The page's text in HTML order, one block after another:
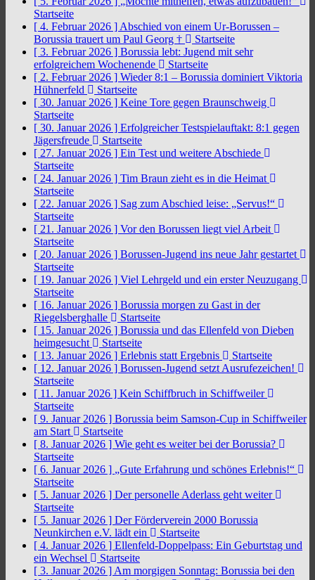
Startseite
[ 4. Februar 2026 ] Abschied von einem Ur-Borussen –
Borussia trauert um Paul Georg †
Startseite
[ 3. Februar 2026 ] Borussia lebt: Jugend mit sehr
erfolgreichem Wochenende
Startseite
[ 2. Februar 2026 ] Wieder 8:1 – Borussia dominiert Viktoria
Hühnerfeld
Startseite
[ 30. Januar 2026 ] Keine Tore gegen Braunschweig
Startseite
[ 30. Januar 2026 ] Erfolgreicher Testspielauftakt: 8:1 gegen
Jägersfreude
Startseite
[ 27. Januar 2026 ] Ein Test und weitere Abschiede
Startseite
[ 24. Januar 2026 ] Tim Braun zieht es in die Heimat
Startseite
[ 22. Januar 2026 ] Sag zum Abschied leise: „Servus!“
Startseite
[ 21. Januar 2026 ] Vor den Borussen liegt viel Arbeit
Startseite
[ 20. Januar 2026 ] Borussen-Jugend ins neue Jahr gestartet
Startseite
[ 19. Januar 2026 ] Viel Lehrgeld und ein erster Neuzugang
Startseite
[ 16. Januar 2026 ] Borussia morgen zu Gast in der
Riegelsberghalle
Startseite
[ 15. Januar 2026 ] Borussia und das Ellenfeld von Dieben
heimgesucht
Startseite
[ 13. Januar 2026 ] Erlebnis statt Ergebnis
Startseite
[ 12. Januar 2026 ] Borussen-Jugend setzt Ausrufezeichen!
Startseite
[ 11. Januar 2026 ] Kein Schiffbruch in Schiffweiler
Startseite
[ 9. Januar 2026 ] Borussia beim Samson-Cup in Schiffweiler
am Start
Startseite
[ 8. Januar 2026 ] Wie geht es weiter bei der Borussia?
Startseite
[ 6. Januar 2026 ] „Gute Erfahrung und schönes Erlebnis!“
Startseite
[ 5. Januar 2026 ] Der personelle Aderlass geht weiter
Startseite
[ 5. Januar 2026 ] Der Förderverein 2000 Borussia
Neunkirchen e.V. lädt ein
Startseite
[ 4. Januar 2026 ] Ellenfeld-Doppelpass: Ein Geburtstag und
ein Wechsel
Startseite
[ 3. Januar 2026 ] Am morgigen Sonntag: Borussia bei den